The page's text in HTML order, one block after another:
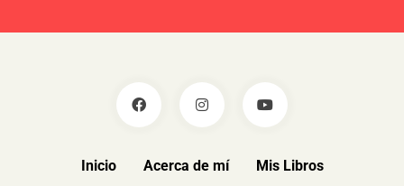
Inicio Acerca de mí Mis Libros